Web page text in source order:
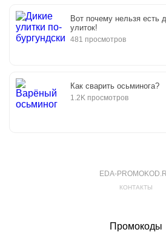
Вот почему нельзя есть
улиток!
481 просмотров
Как сварить осьминога?
1.2K просмотров
EDA-
КОНТАКТЫ
Промокоды